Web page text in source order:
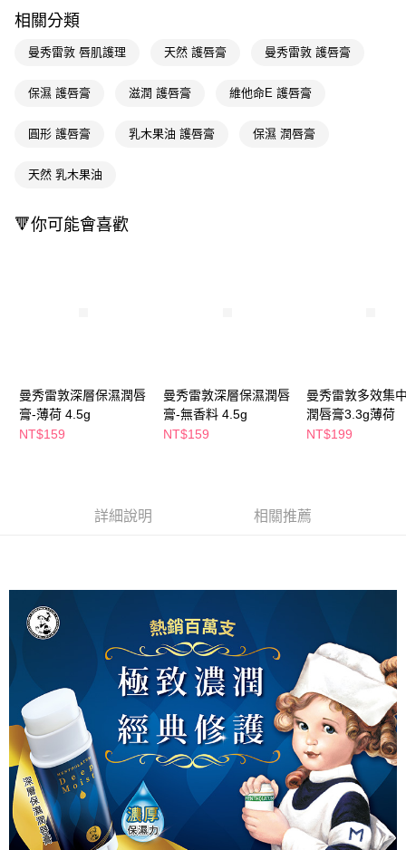
３．收到繳費通知簡訊後14天內，點擊此簡訊中的連結，可透過四大超商／
ATM／網路銀行／等多元方式進行付款，方視為交易完成。
※ 請注意：結帳手續完成當下不需立刻繳費，但若您需要取消訂單，請聯絡
※ 交易是否成功請以「AFTEE先享後付 」之結帳頁面顯示為準，若有關於
客戶支援中心」
https://netprotections.freshdesk.com/support/home
１．透過由恩沛科技股份有限公司提供之「AFTEE先享後付」服務完成之交
２．關於個人資料處理事宜，請瀏覽以下網址：
每筆NT$65，滿NT$490(含以上)免運費
付款後萊爾富取貨
每筆NT$65，滿NT$490(含以上)免運費
每筆NT$65，滿NT$490(含以上)免運費
相關分類
曼秀雷敦 唇肌護理 天然 護唇膏 曼秀雷敦 護唇膏
保濕 護唇膏 滋潤 護唇膏 維他命E 護唇膏
圓形 護唇膏 乳木果油 護唇膏 保濕 潤唇膏
天然 乳木果油
🔻你可能會喜歡
曼秀雷敦深層保濕潤唇
膏-薄荷 4.5g
NT$159
曼秀雷敦深層保濕潤唇
膏-無香料 4.5g
NT$159
曼秀雷敦多效集
潤唇膏3.3g薄荷
NT$199
詳細說明 相關推薦